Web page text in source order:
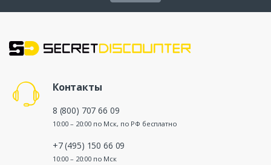
Контакты
8 (800) 707 66 09
10:00 – 20:00 по Мск, по РФ бесплатно
+7 (495) 150 66 09
10:00 – 20:00 по Мск